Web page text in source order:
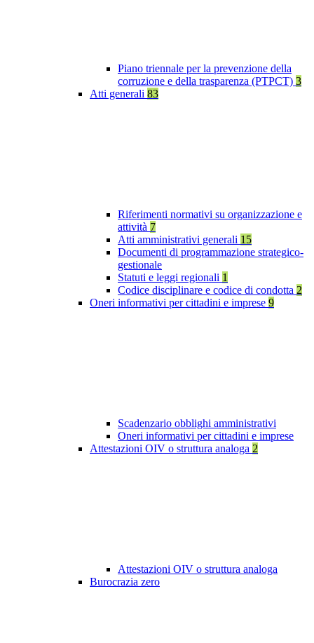
Piano triennale per la prevenzione della
corruzione e della trasparenza (PTPCT) 3
Atti generali 83
Riferimenti normativi su organizzazione e
attività 7
Atti amministrativi generali 15
Documenti di programmazione strategico-
gestionale
Statuti e leggi regionali 1
Codice disciplinare e codice di condotta 2
Oneri informativi per cittadini e imprese 9
Scadenzario obblighi amministrativi
Oneri informativi per cittadini e imprese
Attestazioni OIV o struttura analoga 2
Attestazioni OIV o struttura analoga
Burocrazia zero